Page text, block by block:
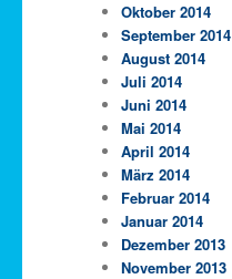
Oktober 2014
September 2014
August 2014
Juli 2014
Juni 2014
Mai 2014
April 2014
März 2014
Februar 2014
Januar 2014
Dezember 2013
November 2013